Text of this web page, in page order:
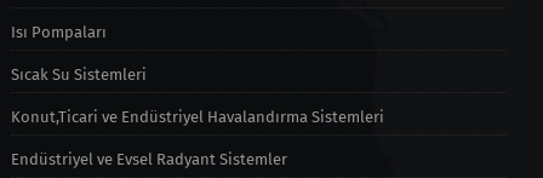
Isı Pompaları
Sıcak Su Sistemleri
Konut,Ticari ve Endüstriyel Havalandırma Sistemleri
Endüstriyel ve Evsel Radyant Sistemler